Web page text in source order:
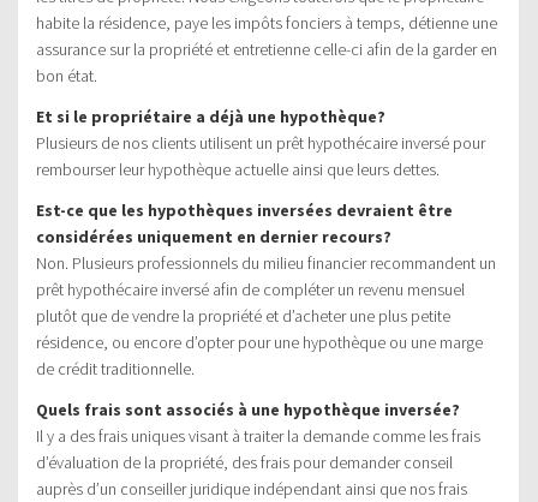
habite la résidence, paye les impôts fonciers à temps, détienne une
assurance sur la propriété et entretienne celle-ci afin de la garder en
bon état.
Et si le propriétaire a déjà une hypothèque?
Plusieurs de nos clients utilisent un prêt hypothécaire inversé pour
rembourser leur hypothèque actuelle ainsi que leurs dettes.
Est-ce que les hypothèques inversées devraient être
considérées uniquement en dernier recours?
Non. Plusieurs professionnels du milieu financier recommandent un
prêt hypothécaire inversé afin de compléter un revenu mensuel
plutôt que de vendre la propriété et d’acheter une plus petite
résidence, ou encore d’opter pour une hypothèque ou une marge
de crédit traditionnelle.
Quels frais sont associés à une hypothèque inversée?
Il y a des frais uniques visant à traiter la demande comme les frais
d’évaluation de la propriété, des frais pour demander conseil
auprès d’un conseiller juridique indépendant ainsi que nos frais